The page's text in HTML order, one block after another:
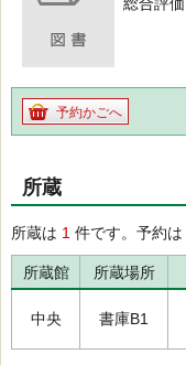
予約かごへ
所蔵
所蔵は 1 件です。予約は
所蔵館 所蔵場所
中央 書庫B1